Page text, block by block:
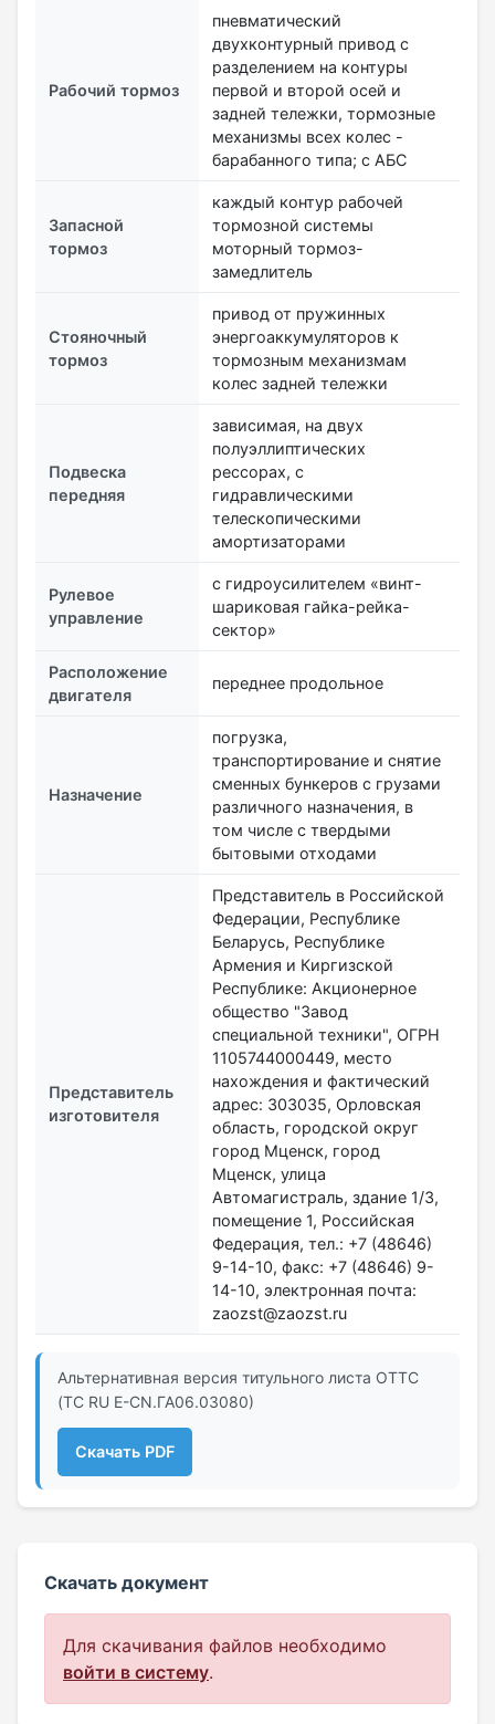
Рабочий тормоз
пневматический
двухконтурный привод с
разделением на контуры
первой и второй осей и
задней тележки, тормозные
механизмы всех колес -
барабанного типа; с АБС
Запасной
тормоз
каждый контур рабочей
тормозной системы
моторный тормоз-
замедлитель
Стояночный
тормоз
привод от пружинных
энергоаккумуляторов к
тормозным механизмам
колес задней тележки
Подвеска
передняя
зависимая, на двух
полуэллиптических
рессорах, с
гидравлическими
телескопическими
амортизаторами
Рулевое
управление
с гидроусилителем «винт-
шариковая гайка-рейка-
сектор»
Расположение
двигателя
переднее продольное
Назначение
погрузка,
транспортирование и снятие
сменных бункеров с грузами
различного назначения, в
том числе с твердыми
бытовыми отходами
Представитель
изготовителя
Представитель в Российской
Федерации, Республике
Беларусь, Республике
Армения и Киргизской
Республике: Акционерное
общество "Завод
специальной техники", ОГРН
1105744000449, место
нахождения и фактический
адрес: 303035, Орловская
область, городской округ
город Мценск, город
Мценск, улица
Автомагистраль, здание 1/3,
помещение 1, Российская
Федерация, тел.: +7 (48646)
9-14-10​​​​​​​, факс: +7 (48646) 9-
14-10, электронная почта:
zaozst@zaozst.ru
Альтернативная версия титульного листа ОТТС
(ТС RU Е-CN.ГА06.03080)
Скачать PDF
Скачать документ
Для скачивания файлов необходимо
войти в систему.